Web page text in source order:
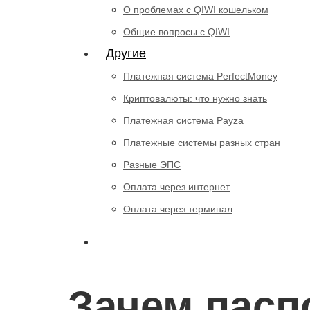
О проблемах с QIWI кошельком
Общие вопросы с QIWI
Другие
Платежная система PerfectMoney
Криптовалюты: что нужно знать
Платежная система Payza
Платежные системы разных стран
Разные ЭПС
Оплата через интернет
Оплата через терминал